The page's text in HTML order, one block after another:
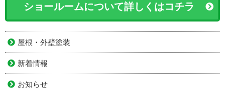
ショールームについて詳しくはコチラ
屋根・外壁塗装
新着情報
お知らせ